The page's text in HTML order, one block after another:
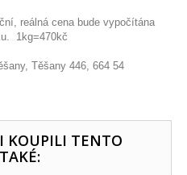
reálná cena bude vypočítána
1kg=470kč
Těšany 446, 664 54
KOUPILI TENTO